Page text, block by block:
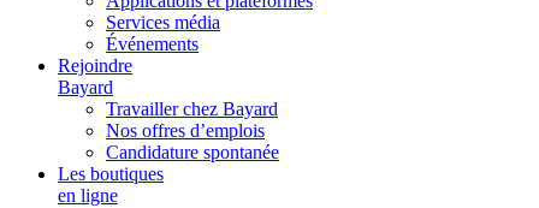
Services média
Événements
Rejoindre
Bayard
Travailler chez Bayard
Nos offres d’emplois
Candidature spontanée
Les boutiques
en ligne